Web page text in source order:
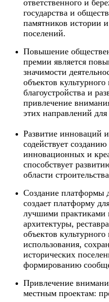
ответственного и
государства и
памятников истории
поселений.
Повышение
премии является
значимости
объектов культурного
благоустройства и
привлечение
этих направлений
Развитие инноваций
содействует
инновационных и
способствует
области
Создание платформы
создает платформу
лучшими практиками
архитектуры,
объектов
использования,
исторических
формированию
Привлечение
местным проектам: